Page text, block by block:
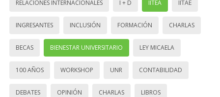
RELACIONES INTERNACIONALES I + D IITEA IITAE
INGRESANTES INCLUSIÓN FORMACIÓN CHARLAS
BECAS BIENESTAR UNIVERSITARIO LEY MICAELA
100 AÑOS WORKSHOP UNR CONTABILIDAD
DEBATES OPINIÓN CHARLAS LIBROS